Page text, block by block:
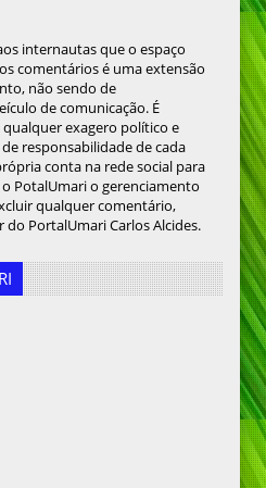
internautas que o espaço
comentários é uma extensão
não sendo de
de comunicação. É
exagero político e
responsabilidade de cada
conta na rede social para
PotalUmari o gerenciamento
qualquer comentário,
PortalUmari Carlos Alcides.